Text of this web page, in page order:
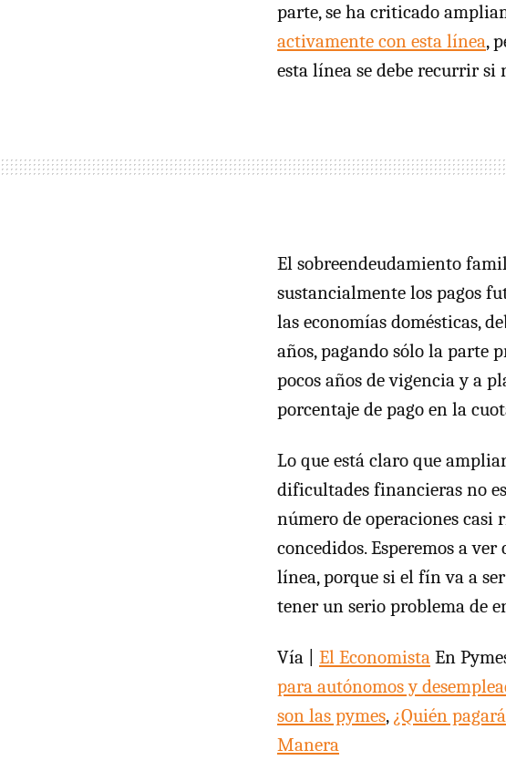
parte, se ha criticado
activamente con esta línea,
esta línea se debe recurrir si
El sobreendeudamiento
sustancialmente los pagos
las economías domésticas,
años, pagando sólo la parte
pocos años de vigencia y a
porcentaje de pago en la
Lo que está claro que
dificultades financieras no
número de operaciones
concedidos. Esperemos a
línea, porque si el fín va a
tener un serio problema de
Vía | El Economista En
para autónomos y
son las pymes, ¿Quién
Manera